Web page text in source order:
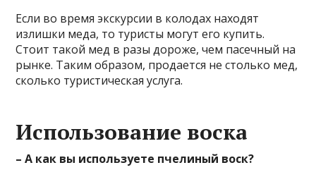
Если во время экскурсии в колодах находят
излишки меда, то туристы могут его купить.
Стоит такой мед в разы дороже, чем пасечный на
рынке. Таким образом, продается не столько мед,
сколько туристическая услуга.
Использование воска
– А как вы используете пчелиный воск?